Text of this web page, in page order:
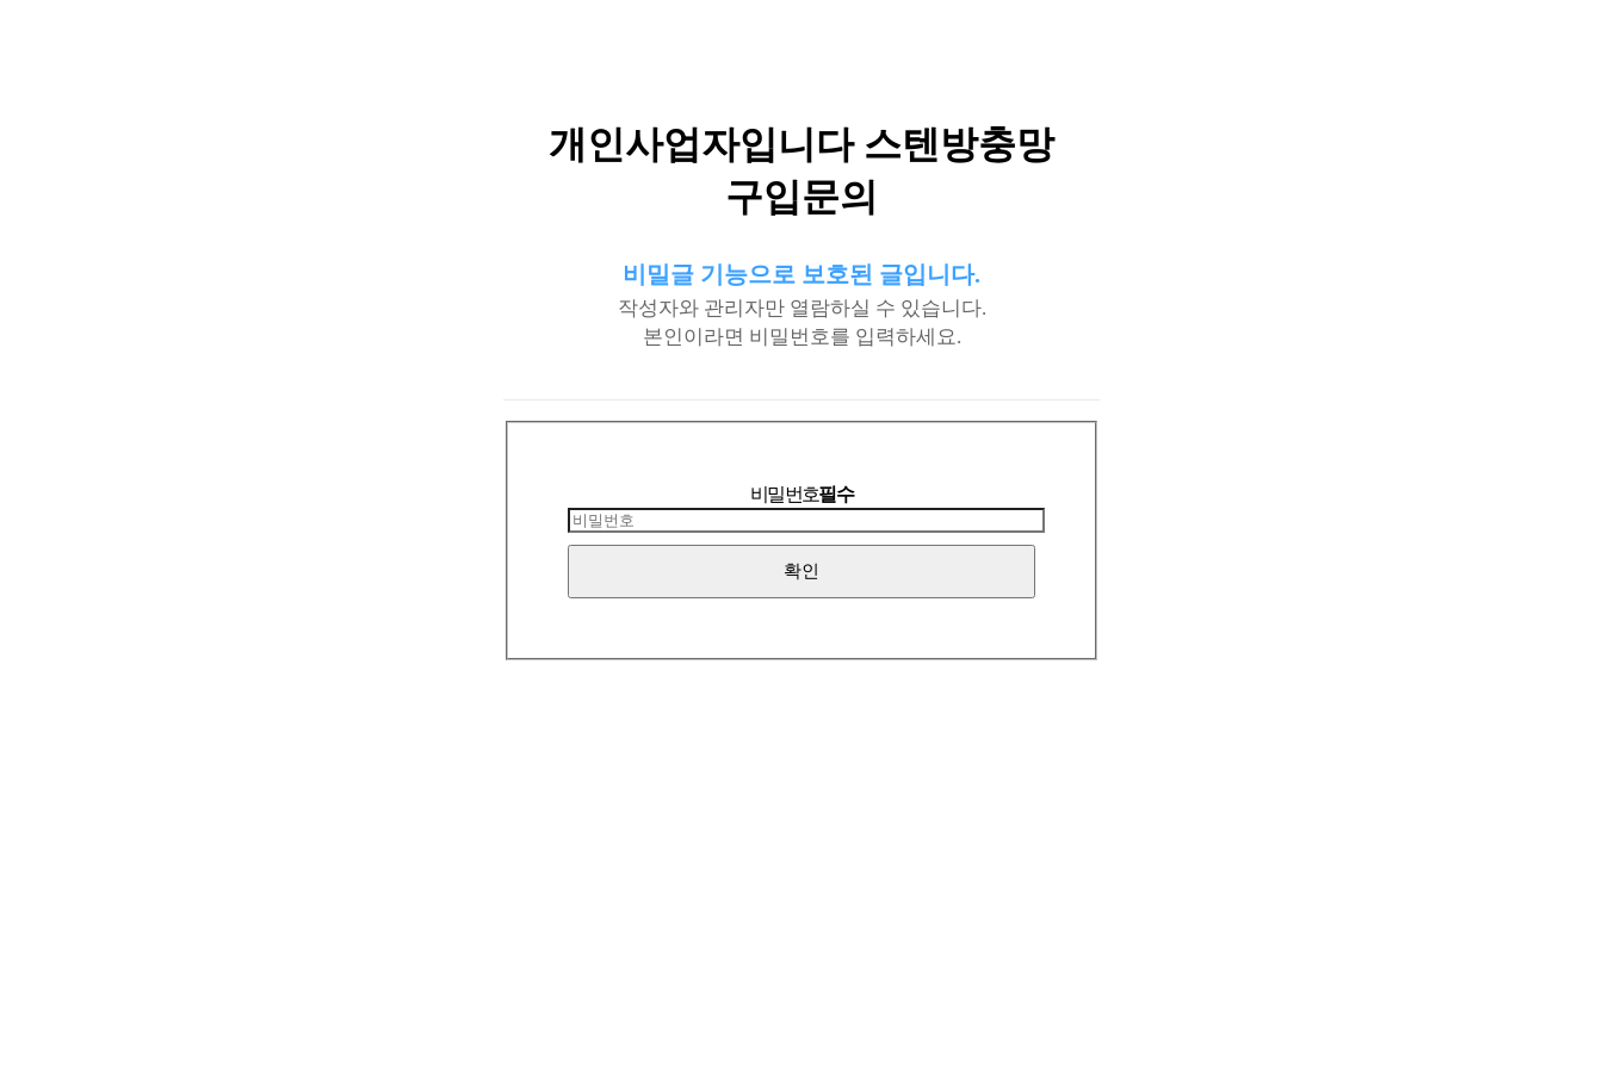
개인사업자입니다 스텐방충망
구입문의
비밀글 기능으로 보호된 글입니다.
작성자와 관리자만 열람하실 수 있습니다.
본인이라면 비밀번호를 입력하세요.
비밀번호필수